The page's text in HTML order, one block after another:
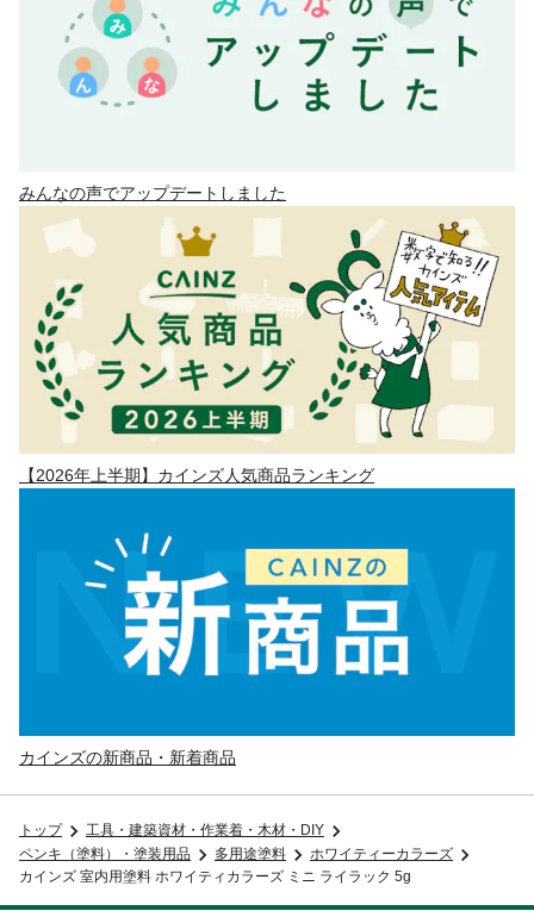
みんなの声でアップデートしました
【2026年上半期】カインズ人気商品ランキング
カインズの新商品・新着商品
トップ
工具・建築資材・作業着・木材・DIY
ペンキ（塗料）・塗装用品
多用途塗料
ホワイティーカラーズ
カインズ 室内用塗料 ホワイティカラーズ ミニ ライラック 5g